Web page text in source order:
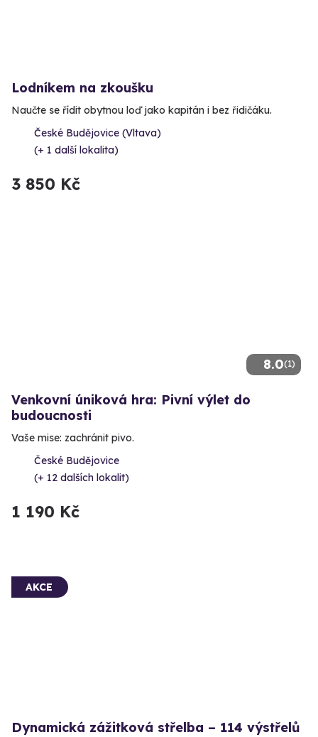
Lodníkem na zkoušku
Naučte se řídit obytnou loď jako kapitán i bez řidičáku.
České Budějovice (Vltava)
(+ 1 další lokalita)
3 850 Kč
8.0(1)
Venkovní úniková hra: Pivní výlet do
budoucnosti
Vaše mise: zachránit pivo.
České Budějovice
(+ 12 dalších lokalit)
1 190 Kč
AKCE
Dynamická zážitková střelba – 114 výstřelů